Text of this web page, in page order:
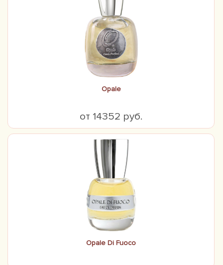
Opale
от 14352 руб.
Opale Di Fuoco